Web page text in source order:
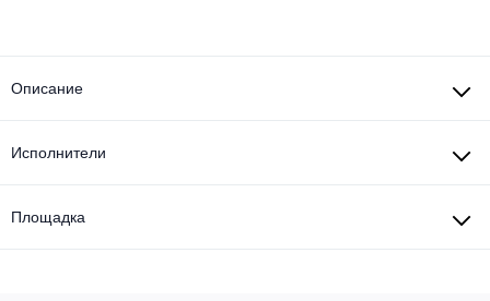
Описание
Исполнители
Площадка